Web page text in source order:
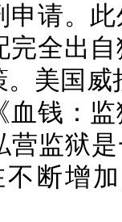
申请。
完全出
美国威
血钱：
营监狱
不断增